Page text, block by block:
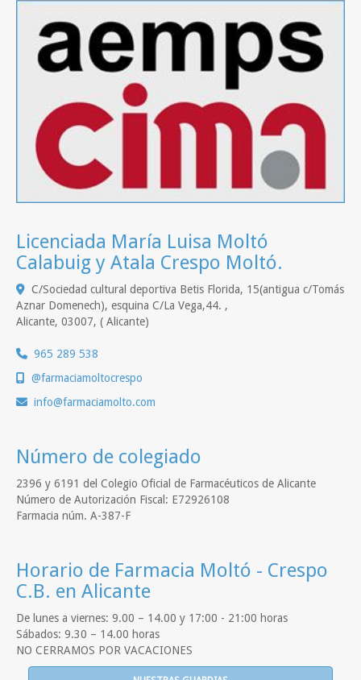
Licenciada María Luisa Moltó
Calabuig y Atala Crespo Moltó.
C/Sociedad cultural deportiva Betis Florida, 15(antigua c/Tomás
Aznar Domenech), esquina C/La Vega,44. ,
Alicante, 03007, ( Alicante)
965 289 538
@farmaciamoltocrespo
info
farmaciamolto.com
Número de colegiado
2396 y 6191 del Colegio Oficial de Farmacéuticos de Alicante
Número de Autorización Fiscal: E72926108
Farmacia núm. A-387-F
Horario de Farmacia Moltó - Crespo
C.B. en Alicante
De lunes a viernes: 9.00 – 14.00 y 17:00 - 21:00 horas
Sábados: 9.30 – 14.00 horas
NO CERRAMOS POR VACACIONES